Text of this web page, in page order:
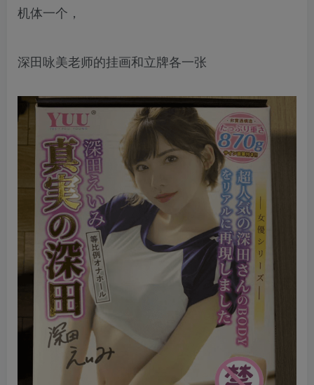
机体一个，
深田咏美老师的挂画和立牌各一张